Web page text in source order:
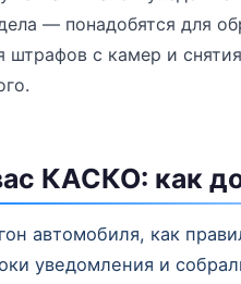
— понадобятся для
штрафов с камер и
КАСКО: как
автомобиля, как
уведомления и